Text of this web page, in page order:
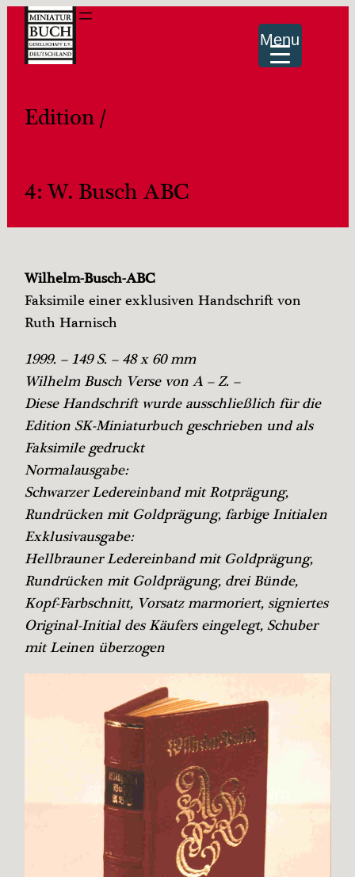
Menu
Edition /
4: W. Busch ABC
Wilhelm-Busch-ABC
Faksimile einer exklusiven Handschrift von
Ruth Harnisch
1999. – 149 S. – 48 x 60 mm
Wilhelm Busch Verse von A – Z. –
Diese Handschrift wurde ausschließlich für die
Edition SK-Miniaturbuch geschrieben und als
Faksimile gedruckt
Normalausgabe:
Schwarzer Ledereinband mit Rotprägung,
Rundrücken mit Goldprägung, farbige Initialen
Exklusivausgabe:
Hellbrauner Ledereinband mit Goldprägung,
Rundrücken mit Goldprägung, drei Bünde,
Kopf-Farbschnitt, Vorsatz marmoriert, signiertes
Original-Initial des Käufers eingelegt, Schuber
mit Leinen überzogen